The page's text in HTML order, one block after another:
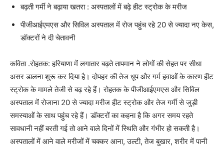
बढ़ती गर्मी ने बढ़ाया खतरा : अस्पतालों में बढ़े हीट स्ट्रोक के मरीज
पीजीआईएमएस और सिविल अस्पताल में रोज पहुंच रहे 20 से ज्यादा नए केस,
डॉक्टरों ने दी चेतावनी
कविता .रोहतक: हरियाणा में लगातार बढ़ते तापमान ने लोगों की सेहत पर सीधा
असर डालना शुरू कर दिया है। दोपहर की तेज धूप और गर्म हवाओं के कारण हीट
स्ट्रोक के मामले तेजी से बढ़ रहे हैं। रोहतक के पीजीआईएमएस और सिविल
अस्पताल में रोजाना 20 से ज्यादा मरीज हीट स्ट्रोक और तेज गर्मी से जुड़ी
समस्याओं के साथ पहुंच रहे हैं। डॉक्टरों का कहना है कि अगर समय रहते
सावधानी नहीं बरती गई तो आने वाले दिनों में स्थिति और गंभीर हो सकती है।
अस्पतालों में आने वाले मरीजों में चक्कर आना, उल्टी, तेज बुखार, शरीर में पानी